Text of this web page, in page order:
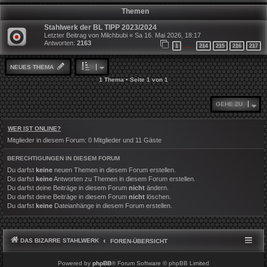
Themen
Stahlwerk der BL TIPP 2023/2024
Letzter Beitrag von Milchbubi « Sa 16. Mai 2026, 18:17
Antworten: 2163 1 … 214 215 216 217
NEUES THEMA
1 Thema • Seite1 von1
GEHE ZU
WER IST ONLINE?
Mitglieder in diesem Forum: 0 Mitglieder und 11 Gäste
BERECHTIGUNGEN IN DIESEM FORUM
Du darfst keine neuen Themen in diesem Forum erstellen.
Du darfst keineAntworten zu Themen in diesem Forum erstellen.
Du darfst deine Beiträge in diesem Forum nicht ändern.
Du darfst deine Beiträge in diesem Forum nicht löschen.
Du darfst keine Dateianhänge in diesem Forum erstellen.
DAS BIZARRE STAHLWERK FOREN-ÜBERSICHT
Powered by phpBB® Forum Software © phpBB Limited